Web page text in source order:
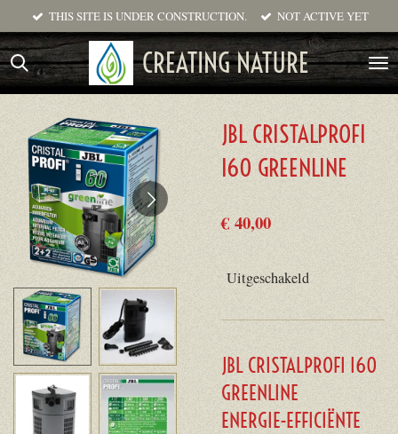
direct
naar
de
CREATING NATURE
THIS SITE IS UNDER CONSTRUCTION. NOT ACTIVE YET
JBL CRISTALPROFI
I60 GREENLINE
€ 40,00
Uitgeschakeld
JBL CRISTALPROFI I60
GREENLINE
ENERGIE-EFFICIËNTE